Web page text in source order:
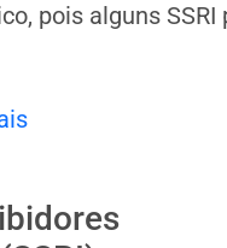
pois alguns SSRI